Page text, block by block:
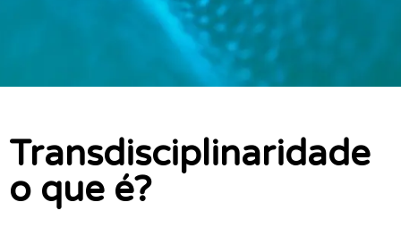
Transdisciplinaridade
o que é?